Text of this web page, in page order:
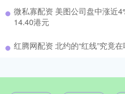
微私寡配资 美图公司盘中涨近
14.40港元
红腾网配资 北约的“红线”究竟